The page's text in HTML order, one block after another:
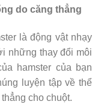
do căng thẳng
là động vật nhạy
những thay đổi môi
hamster của bạn
luyện tập về thể
cho chuột.